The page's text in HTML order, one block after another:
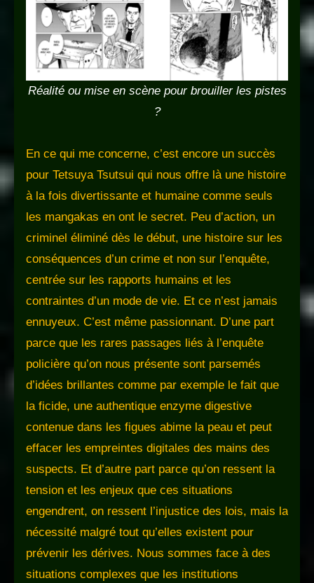
Réalité ou mise en scène pour brouiller les pistes
?
En ce qui me concerne, c’est encore un succès
pour Tetsuya Tsutsui qui nous offre là une histoire
à la fois divertissante et humaine comme seuls
les mangakas en ont le secret. Peu d’action, un
criminel éliminé dès le début, une histoire sur les
conséquences d’un crime et non sur l’enquête,
centrée sur les rapports humains et les
contraintes d’un mode de vie. Et ce n’est jamais
ennuyeux. C’est même passionnant. D’une part
parce que les rares passages liés à l’enquête
policière qu’on nous présente sont parsemés
d’idées brillantes comme par exemple le fait que
la ficide, une authentique enzyme digestive
contenue dans les figues abime la peau et peut
effacer les empreintes digitales des mains des
suspects. Et d’autre part parce qu’on ressent la
tension et les enjeux que ces situations
engendrent, on ressent l’injustice des lois, mais la
nécessité malgré tout qu’elles existent pour
prévenir les dérives. Nous sommes face à des
situations complexes que les institutions